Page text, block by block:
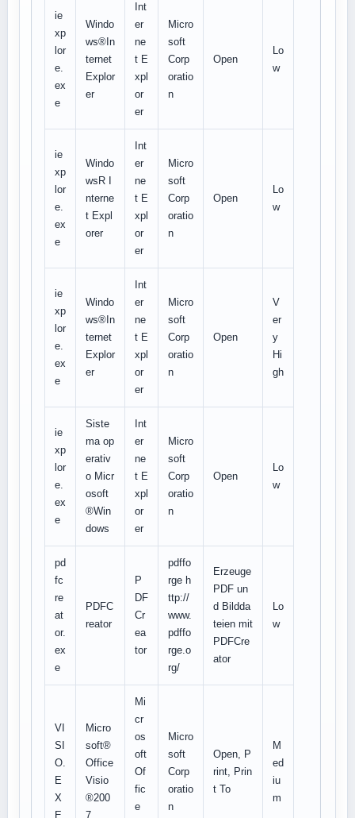
ie
xp
lor
e.
ex
e
Windo
ws®In
ternet
Explor
er
Int
er
ne
t E
xpl
or
er
Micro
soft
Corp
oratio
n
Open
Lo
w
ie
xp
lor
e.
ex
e
Windo
wsR I
nterne
t Expl
orer
Int
er
ne
t E
xpl
or
er
Micro
soft
Corp
oratio
n
Open
Lo
w
ie
xp
lor
e.
ex
e
Windo
ws®In
ternet
Explor
er
Int
er
ne
t E
xpl
or
er
Micro
soft
Corp
oratio
n
Open
V
er
y
Hi
gh
ie
xp
lor
e.
ex
e
Siste
ma op
erativ
o Micr
osoft
®Win
dows
Int
er
ne
t E
xpl
or
er
Micro
soft
Corp
oratio
n
Open
Lo
w
pd
fc
re
at
or.
ex
e
PDFC
reator
P
DF
Cr
ea
tor
pdffo
rge h
ttp://
www.
pdffo
rge.o
rg/
Erzeuge
PDF un
d Bildda
teien mit
PDFCre
ator
Lo
w
VI
SI
O.
E
X
E
Micro
soft®
Office
Visio
®200
7
Mi
cr
os
oft
Of
fic
e
Micro
soft
Corp
oratio
n
Open, P
rint, Prin
t To
M
ed
iu
m